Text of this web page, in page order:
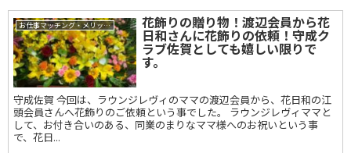
お仕事マッチング・メリット事例 花飾りの贈り物！渡辺会員から花
日和さんに花飾りの依頼！守成ク
ラブ佐賀としても嬉しい限りで
す。
守成佐賀 今回は、ラウンジレヴィのママの渡辺会員から、花日和の江
頭会員さんへ花飾りのご依頼という事でした。 ラウンジレヴィママと
して、お付き合いのある、同業のまりなママ様へのお祝いという事
で、花日...